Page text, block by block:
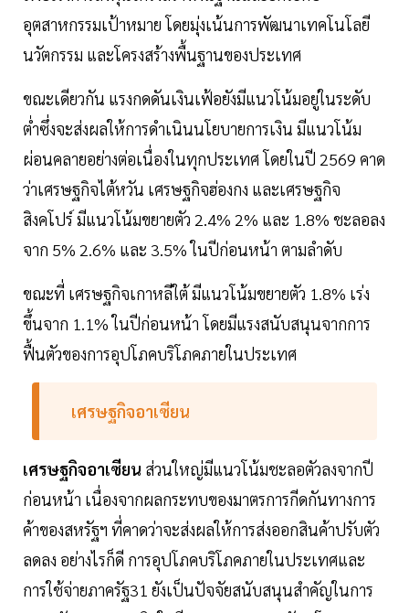
อุตสาหกรรมเป้าหมาย โดยมุ่งเน้นการพัฒนาเทคโนโลยี
นวัตกรรม และโครงสร้างพื้นฐานของประเทศ
ขณะเดียวกัน แรงกดดันเงินเฟ้อยังมีแนวโน้มอยู่ในระดับ
ต่ำซึ่งจะส่งผลให้การดำเนินนโยบายการเงิน มีแนวโน้ม
ผ่อนคลายอย่างต่อเนื่องในทุกประเทศ โดยในปี 2569 คาด
ว่าเศรษฐกิจไต้หวัน เศรษฐกิจฮ่องกง และเศรษฐกิจ
สิงคโปร์ มีแนวโน้มขยายตัว 2.4% 2% และ 1.8% ชะลอลง
จาก 5% 2.6% และ 3.5% ในปีก่อนหน้า ตามลำดับ
ขณะที่ เศรษฐกิจเกาหลีใต้ มีแนวโน้มขยายตัว 1.8% เร่ง
ขึ้นจาก 1.1% ในปีก่อนหน้า โดยมีแรงสนับสนุนจากการ
ฟื้นตัวของการอุปโภคบริโภคภายในประเทศ
เศรษฐกิจอาเซียน
เศรษฐกิจอาเซียน ส่วนใหญ่มีแนวโน้มชะลอตัวลงจากปี
ก่อนหน้า เนื่องจากผลกระทบของมาตรการกีดกันทางการ
ค้าของสหรัฐฯ ที่คาดว่าจะส่งผลให้การส่งออกสินค้าปรับตัว
ลดลง อย่างไรก็ดี การอุปโภคบริโภคภายในประเทศและ
การใช้จ่ายภาครัฐ31 ยังเป็นปัจจัยสนับสนุนสำคัญในการ